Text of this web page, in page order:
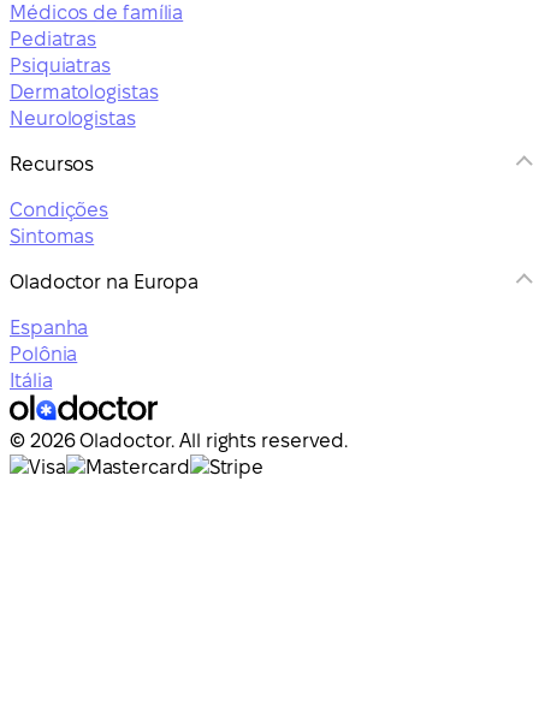
Médicos de família
Pediatras
Psiquiatras
Dermatologistas
Neurologistas
Recursos
Condições
Sintomas
Oladoctor na Europa
Espanha
Polônia
Itália
© 2026 Oladoctor. All rights reserved.